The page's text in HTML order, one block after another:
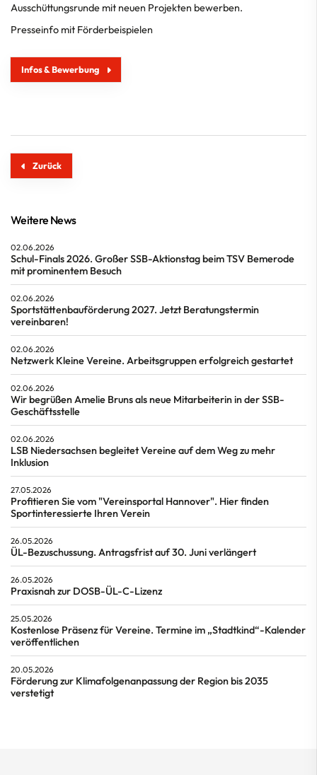
Ausschüttungsrunde mit neuen Projekten bewerben.
Presseinfo mit Förderbeispielen
Infos & Bewerbung
Zurück
Weitere News
02.06.2026
Schul-Finals 2026. Großer SSB-Aktionstag beim TSV Bemerode
mit prominentem Besuch
02.06.2026
Sportstättenbauförderung 2027. Jetzt Beratungstermin
vereinbaren!
02.06.2026
Netzwerk Kleine Vereine. Arbeitsgruppen erfolgreich gestartet
02.06.2026
Wir begrüßen Amelie Bruns als neue Mitarbeiterin in der SSB-
Geschäftsstelle
02.06.2026
LSB Niedersachsen begleitet Vereine auf dem Weg zu mehr
Inklusion
27.05.2026
Profitieren Sie vom "Vereinsportal Hannover". Hier finden
Sportinteressierte Ihren Verein
26.05.2026
ÜL-Bezuschussung. Antragsfrist auf 30. Juni verlängert
26.05.2026
Praxisnah zur DOSB-ÜL-C-Lizenz
25.05.2026
Kostenlose Präsenz für Vereine. Termine im „Stadtkind“-Kalender
veröffentlichen
20.05.2026
Förderung zur Klimafolgenanpassung der Region bis 2035
verstetigt